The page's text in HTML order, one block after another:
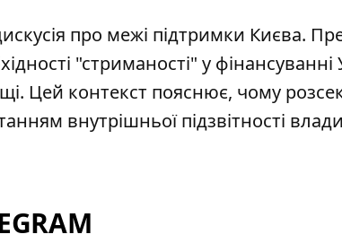
про межі підтримки Києва.
"стриманості" у фінансуванні
Цей контекст пояснює, чому
внутрішньої підзвітності